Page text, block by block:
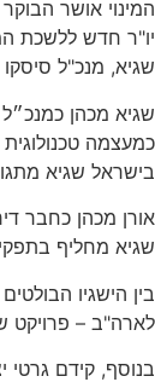
המינוי אושר הבוקר (ה', 1.6.23) במסגרת האסיפה השנתית של הלשכה, בה נכח גם שגריר
שגיא, מנכ"ל
כמעצמה
בישראל שגיא
אורן מכהן כחבר
שגיא מחליף
בין הישגיו
לארה"ב – פרויקט
בנוסף, קידם גרטי